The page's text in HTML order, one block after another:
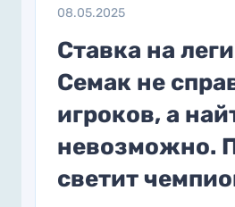
08.05.2025
Ставка на
Семак не
игроков, а
невозможно.
светит